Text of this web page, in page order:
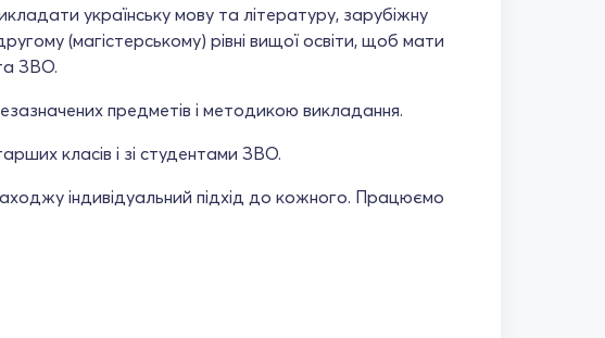
українську мову та літературу, зарубіжну
(магістерському) рівні вищої освіти, щоб мати
ЗВО.
предметів і методикою викладання.
класів і зі студентами ЗВО.
індивідуальний підхід до кожного. Працюємо